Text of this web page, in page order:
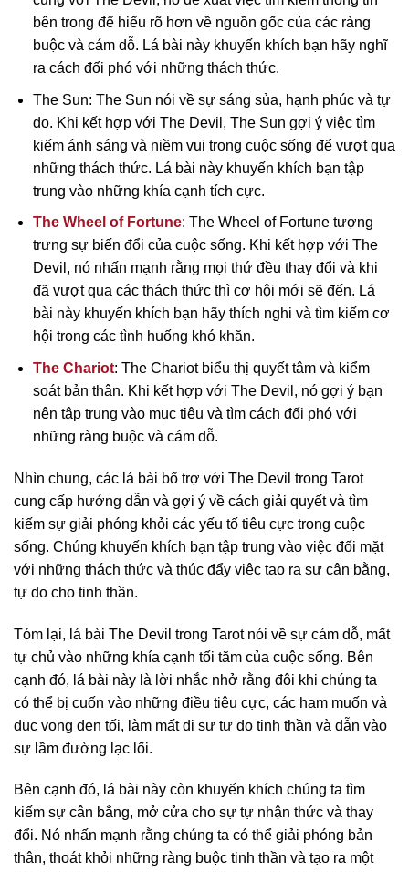
bên trong để hiểu rõ hơn về nguồn gốc của các ràng
buộc và cám dỗ. Lá bài này khuyến khích bạn hãy nghĩ
ra cách đối phó với những thách thức.
The Sun: The Sun nói về sự sáng sủa, hạnh phúc và tự
do. Khi kết hợp với The Devil, The Sun gợi ý việc tìm
kiếm ánh sáng và niềm vui trong cuộc sống để vượt qua
những thách thức. Lá bài này khuyến khích bạn tập
trung vào những khía cạnh tích cực.
The Wheel of Fortune: The Wheel of Fortune tượng
trưng sự biến đổi của cuộc sống. Khi kết hợp với The
Devil, nó nhấn mạnh rằng mọi thứ đều thay đổi và khi
đã vượt qua các thách thức thì cơ hội mới sẽ đến. Lá
bài này khuyến khích bạn hãy thích nghi và tìm kiếm cơ
hội trong các tình huống khó khăn.
The Chariot: The Chariot biểu thị quyết tâm và kiểm
soát bản thân. Khi kết hợp với The Devil, nó gợi ý bạn
nên tập trung vào mục tiêu và tìm cách đối phó với
những ràng buộc và cám dỗ.
Nhìn chung, các lá bài bổ trợ với The Devil trong Tarot
cung cấp hướng dẫn và gợi ý về cách giải quyết và tìm
kiếm sự giải phóng khỏi các yếu tố tiêu cực trong cuộc
sống. Chúng khuyến khích bạn tập trung vào việc đối mặt
với những thách thức và thúc đẩy việc tạo ra sự cân bằng,
tự do cho tinh thần.
Tóm lại, lá bài The Devil trong Tarot nói về sự cám dỗ, mất
tự chủ vào những khía cạnh tối tăm của cuộc sống. Bên
cạnh đó, lá bài này là lời nhắc nhở rằng đôi khi chúng ta
có thể bị cuốn vào những điều tiêu cực, các ham muốn và
dục vọng đen tối, làm mất đi sự tự do tinh thần và dẫn vào
sự lầm đường lạc lối.
Bên cạnh đó, lá bài này còn khuyến khích chúng ta tìm
kiếm sự cân bằng, mở cửa cho sự tự nhận thức và thay
đổi. Nó nhấn mạnh rằng chúng ta có thể giải phóng bản
thân, thoát khỏi những ràng buộc tinh thần và tạo ra một